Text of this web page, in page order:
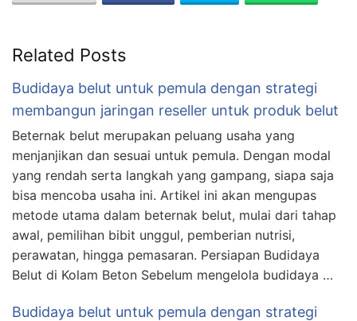
Related Posts
Budidaya belut untuk pemula dengan strategi
membangun jaringan reseller untuk produk belut
Beternak belut merupakan peluang usaha yang
menjanjikan dan sesuai untuk pemula. Dengan modal
yang rendah serta langkah yang gampang, siapa saja
bisa mencoba usaha ini. Artikel ini akan mengupas
metode utama dalam beternak belut, mulai dari tahap
awal, pemilihan bibit unggul, pemberian nutrisi,
perawatan, hingga pemasaran. Persiapan Budidaya
Belut di Kolam Beton Sebelum mengelola budidaya …
Budidaya belut untuk pemula dengan strategi